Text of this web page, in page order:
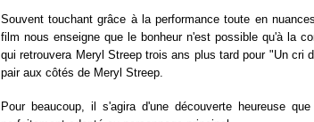
Souvent touchant grâce à la performance toute en
film nous enseigne que le bonheur n'est possible qu'à la
qui retrouvera Meryl Streep trois ans plus tard pour "Un
pair aux côtés de Meryl Streep.
Pour beaucoup, il s'agira d'une découverte heureuse